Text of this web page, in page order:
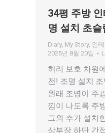
34평 주방
명 설치 초
Diary, My Story, 인
2025년 8월 20일
허리 보호 차원
전! 조명 설치
원래 조명이 주
낌이 나도록 주
그외 추가 설치
상부장 하단 간